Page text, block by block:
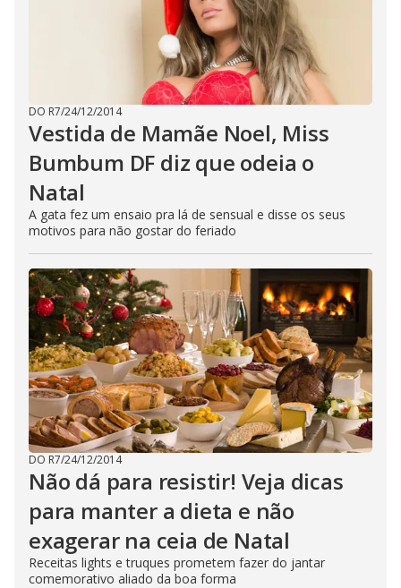
DO R7/24/12/2014
Vestida de Mamãe Noel, Miss
Bumbum DF diz que odeia o
Natal
A gata fez um ensaio pra lá de sensual e disse os seus
motivos para não gostar do feriado
DO R7/24/12/2014
Não dá para resistir! Veja dicas
para manter a dieta e não
exagerar na ceia de Natal
Receitas lights e truques prometem fazer do jantar
comemorativo aliado da boa forma